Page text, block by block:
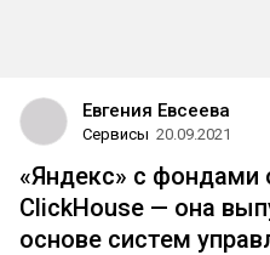
Евгения Евсеева
Сервисы 20.09.2021
«Яндекс» с
ClickHouse — она
основе систем